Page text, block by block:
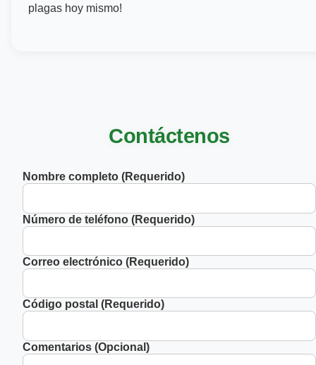
plagas hoy mismo!
Contáctenos
Nombre completo (Requerido)
Número de teléfono (Requerido)
Correo electrónico (Requerido)
Código postal (Requerido)
Comentarios (Opcional)